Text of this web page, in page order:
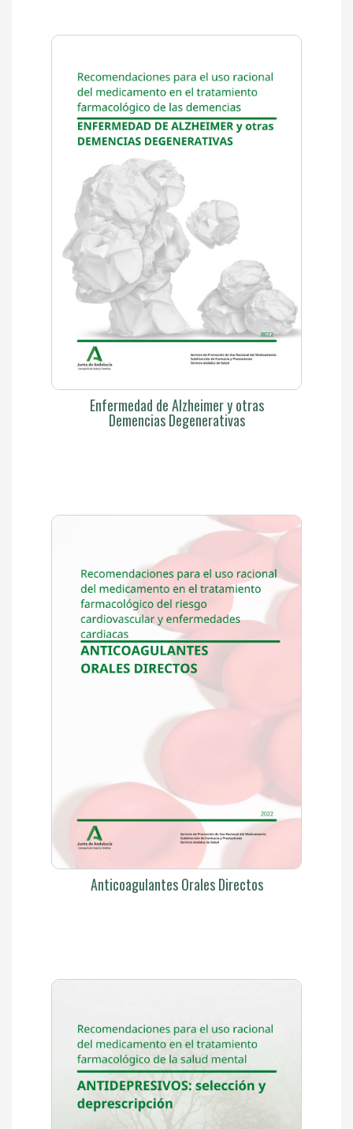
Enfermedad de Alzheimer y otras
Demencias Degenerativas
Anticoagulantes Orales Directos